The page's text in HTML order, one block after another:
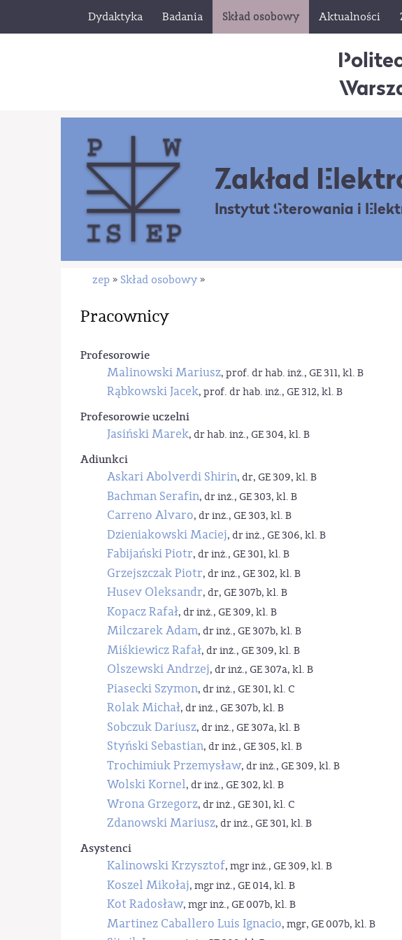
Dydaktyka Badania Skład osobowy Aktualności
Zakład
Instytut Sterowania i
zep » Skład osobowy »
Pracownicy
Profesorowie
Malinowski Mariusz, prof. dr hab. inż., GE 311, kl. B
Rąbkowski Jacek, prof. dr hab. inż., GE 312, kl. B
Profesorowie uczelni
Jasiński Marek, dr hab. inż., GE 304, kl. B
Adiunkci
Askari Abolverdi Shirin, dr, GE 309, kl. B
Bachman Serafin, dr inż., GE 303, kl. B
Carreno Alvaro, dr inż., GE 303, kl. B
Dzieniakowski Maciej, dr inż., GE 306, kl. B
Fabijański Piotr, dr inż., GE 301, kl. B
Grzejszczak Piotr, dr inż., GE 302, kl. B
Husev Oleksandr, dr, GE 307b, kl. B
Kopacz Rafał, dr inż., GE 309, kl. B
Milczarek Adam, dr inż., GE 307b, kl. B
Miśkiewicz Rafał, dr inż., GE 309, kl. B
Olszewski Andrzej, dr inż., GE 307a, kl. B
Piasecki Szymon, dr inż., GE 301, kl. C
Rolak Michał, dr inż., GE 307b, kl. B
Sobczuk Dariusz, dr inż., GE 307a, kl. B
Styński Sebastian, dr inż., GE 305, kl. B
Trochimiuk Przemysław, dr inż., GE 309, kl. B
Wolski Kornel, dr inż., GE 302, kl. B
Wrona Grzegorz, dr inż., GE 301, kl. C
Zdanowski Mariusz, dr inż., GE 301, kl. B
Asystenci
Kalinowski Krzysztof, mgr inż., GE 309, kl. B
Koszel Mikołaj, mgr inż., GE 014, kl. B
Kot Radosław, mgr inż., GE 007b, kl. B
Martinez Caballero Luis Ignacio, mgr, GE 007b, kl. B